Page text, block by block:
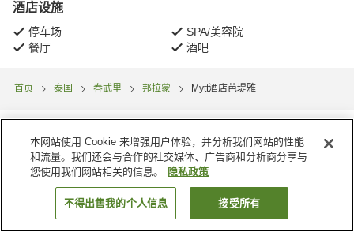
酒店设施
停车场
SPA/美容院
餐厅
酒吧
首页 泰国 春武里 邦拉蒙 Mytt酒店芭堤雅
搜索客房
本网站使用 Cookie 来增强用户体验，并分析我们网站的性能
和流量。我们还会与合作的社交媒体、广告商和分析商分享与
您使用我们网站相关的信息。
隐私政策
不得出售我的个人信息 接受所有